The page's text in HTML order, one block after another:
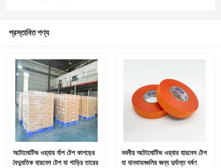
প্রস্তাবিত পণ্য
অটোমোটিভ ওয়্যার র্যাপ টেপ কাপড়ের
বৈদ্যুতিক হারনেস টেপ যা গাড়ির তারের
নমনীয় অটোমোটিভ ওয়্যার হারনেস টেপ
যা যানবাহনগুলির জন্য দুর্দান্ত ঘর্ষণ